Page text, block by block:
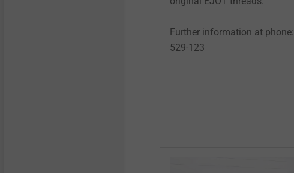
Further information at
529-123